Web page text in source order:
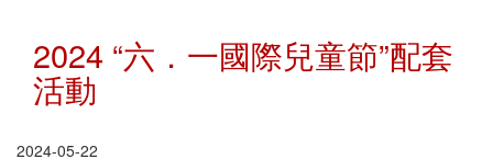
2024 “六．一國際兒童節”配套
活動
2024-05-22